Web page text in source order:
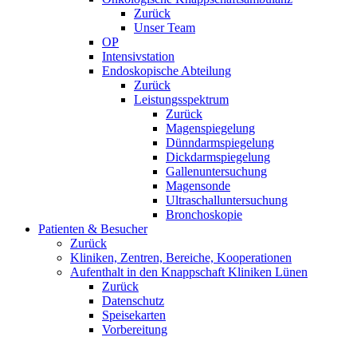
Zurück
Unser Team
OP
Intensivstation
Endoskopische Abteilung
Zurück
Leistungsspektrum
Zurück
Magenspiegelung
Dünndarmspiegelung
Dickdarmspiegelung
Gallenuntersuchung
Magensonde
Ultraschalluntersuchung
Bronchoskopie
Patienten & Besucher
Zurück
Kliniken, Zentren, Bereiche, Kooperationen
Aufenthalt in den Knappschaft Kliniken Lünen
Zurück
Datenschutz
Speisekarten
Vorbereitung